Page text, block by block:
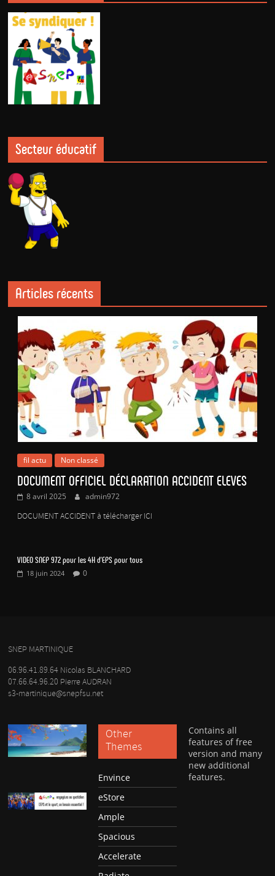
Secteur éducatif
Articles récents
fil actu Non classé
DOCUMENT OFFICIEL DÉCLARATION ACCIDENT ELEVES
8 avril 2025 admin972
DOCUMENT ACCIDENT à télécharger ICI
VIDEO SNEP 972 pour les 4H d’EPS pour tous
18 juin 2024 0
SNEP MARTINIQUE
06.96.41.89.64 Nicolas BLANCHARD
07.66.64.96.20 Pierre AUDRAN
s3-martinique@snepfsu.net
Other
Themes
Envince
eStore
Ample
Spacious
Accelerate
Contains all
features of free
version and many
new additional
features.